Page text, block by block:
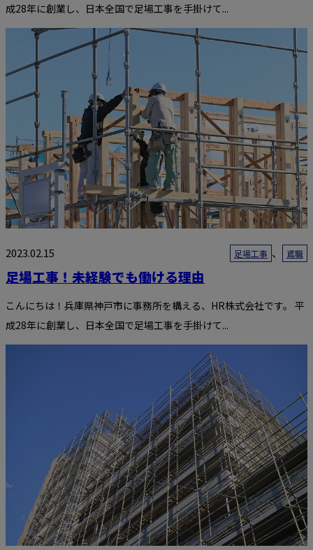
成28年に創業し、日本全国で足場工事を手掛けて...
2023.02.15 足場工事 、 鳶職
足場工事！未経験でも働ける理由
こんにちは！兵庫県神戸市に事務所を構える、HR株式会社です。 平
成28年に創業し、日本全国で足場工事を手掛けて...